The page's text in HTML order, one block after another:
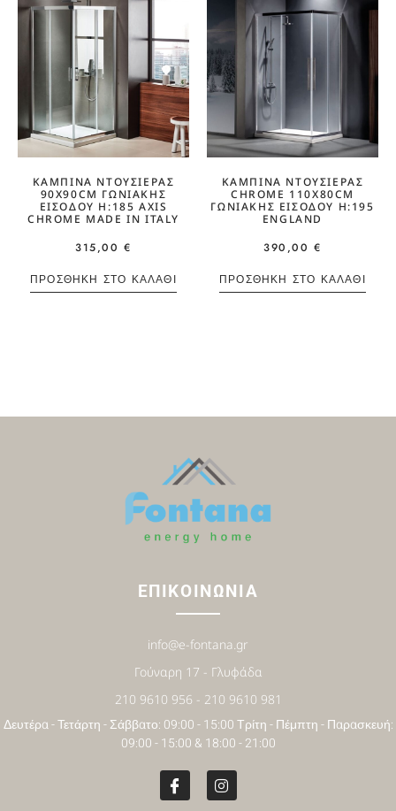
ΚΑΜΠΊΝΑ ΝΤΟΥΣΙΈΡΑΣ
90X90CM ΓΩΝΙΑΚΉΣ
ΕΙΣΌΔΟΥ H:185 AXIS
CHROME MADE IN ITALY
315,00€
ΠΡΟΣΘΉΚΗ ΣΤΟ ΚΑΛΆΘΙ
ΚΑΜΠΊΝΑ ΝΤΟΥΣΙΈΡΑΣ
CHROME 110X80CM
ΓΩΝΙΑΚΉΣ ΕΙΣΌΔΟΥ H:195
ENGLAND
390,00€
ΠΡΟΣΘΉΚΗ ΣΤΟ ΚΑΛΆΘΙ
ΕΠΙΚΟΙΝΩΝΙΑ
info@e-fontana.gr
Γούναρη 17 - Γλυφάδα
210 9610 956 - 210 9610 981
Δευτέρα - Τετάρτη - Σάββατο: 09:00 - 15:00 Τρίτη - Πέμπτη - Παρασκευή:
09:00 - 15:00 & 18:00 - 21:00